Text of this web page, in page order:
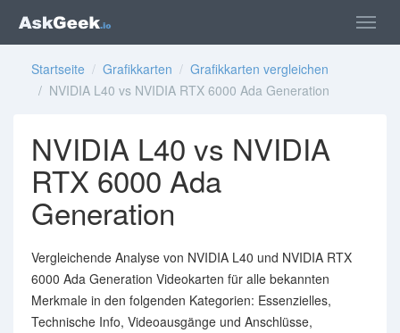
Startseite / Grafikkarten / Grafikkarten vergleichen
/ NVIDIA L40 vs NVIDIA RTX 6000 Ada Generation
NVIDIA L40 vs NVIDIA
RTX 6000 Ada
Generation
Vergleichende Analyse von NVIDIA L40 und NVIDIA RTX
6000 Ada Generation Videokarten für alle bekannten
Merkmale in den folgenden Kategorien: Essenzielles,
Technische Info, Videoausgänge und Anschlüsse,